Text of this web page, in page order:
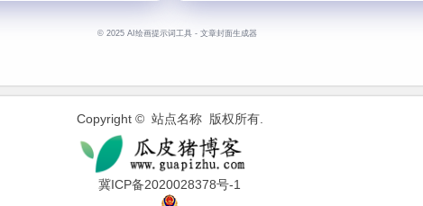
颜色方案：中国风经典配色（朱红 + 明黄 + 石青）；
主标题：国风文化传承；
© 2025 AI绘画提示词工具 - 文章封面生成器
Copyright © 站点名称 版权所有.
冀ICP备2020028378号-1